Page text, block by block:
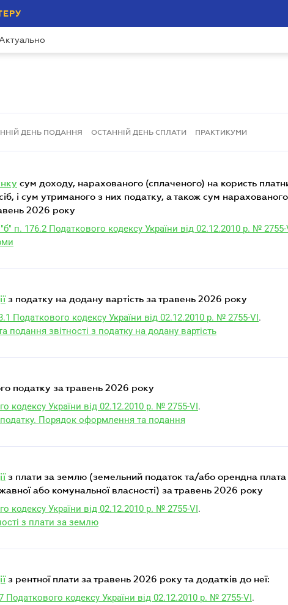
Актуально
ДЕНЬ ПОДАННЯ ОСТАННІЙ ДЕНЬ СПЛАТИ ПРАКТИКУМИ
сум доходу, нарахованого (сплаченого) на користь
і сум утриманого з них податку, а також сум нарахованого
2026 року
п. 176.2 Податкового кодексу України від 02.12.2010 р. № 2755-
з податку на додану вартість за травень 2026 року
Податкового кодексу України від 02.12.2010 р. № 2755-VI.
звітності з податку на додану вартість
податку за травень 2026 року
кодексу України від 02.12.2010 р. № 2755-VI.
Порядок оформлення та подання
з плати за землю (земельний податок та/або орендна плата
або комунальної власності) за травень 2026 року
кодексу України від 02.12.2010 р. № 2755-VI.
з плати за землю
з рентної плати за травень 2026 року та додатків до неї:
Податкового кодексу України від 02.12.2010 р. № 2755-VI.